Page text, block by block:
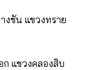
งชัน แขวงทราย
แขวงคลองสิบ